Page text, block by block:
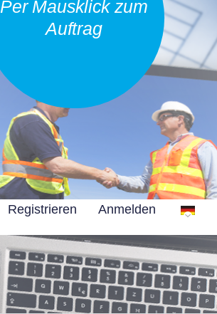
Per Mausklick zum
Auftrag
Registrieren Anmelden